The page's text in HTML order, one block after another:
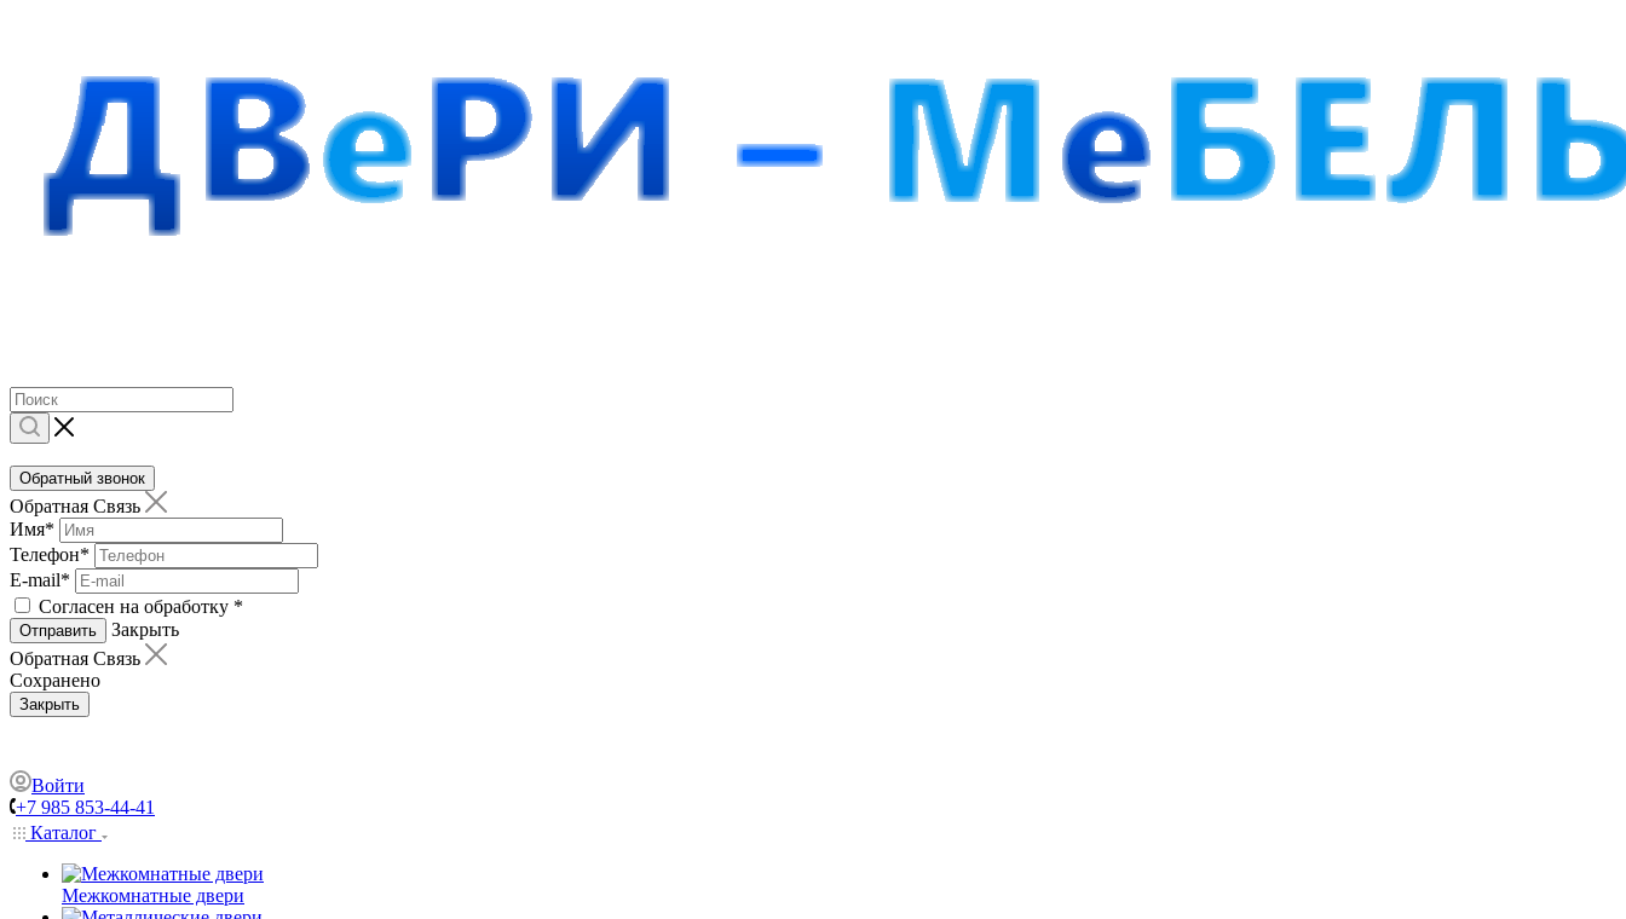
Обратный звонок
Обратная Связь
Имя*
Телефон*
E-mail*
Согласен на обработку *
Отправить
Закрыть
Обратная Связь
Сохранено
Закрыть
Войти
+7 985 853-44-41
Каталог
Межкомнатные двери